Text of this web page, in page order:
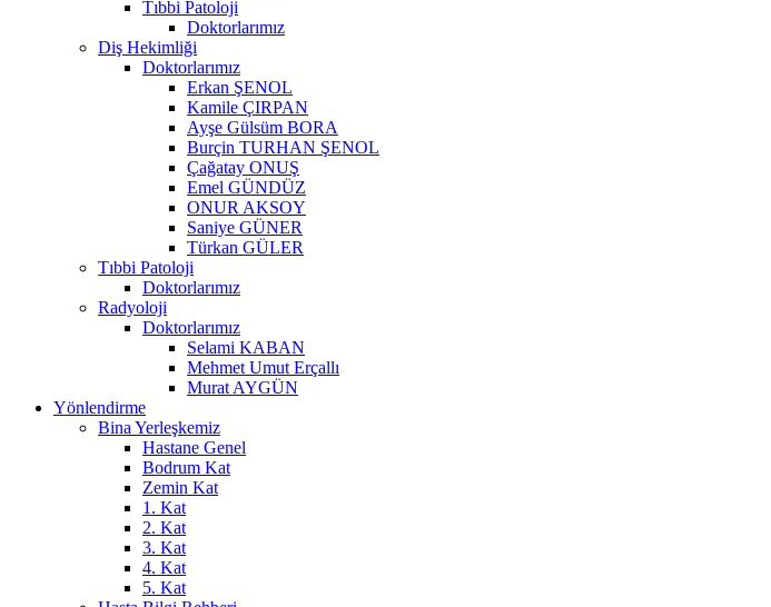
Tıbbi Patoloji
Doktorlarımız
Diş Hekimliği
Doktorlarımız
Erkan ŞENOL
Kamile ÇIRPAN
Ayşe Gülsüm BORA
Burçin TURHAN ŞENOL
Çağatay ONUŞ
Emel GÜNDÜZ
ONUR AKSOY
Saniye GÜNER
Türkan GÜLER
Tıbbi Patoloji
Doktorlarımız
Radyoloji
Doktorlarımız
Selami KABAN
Mehmet Umut Erçallı
Murat AYGÜN
Yönlendirme
Bina Yerleşkemiz
Hastane Genel
Bodrum Kat
Zemin Kat
1. Kat
2. Kat
3. Kat
4. Kat
5. Kat